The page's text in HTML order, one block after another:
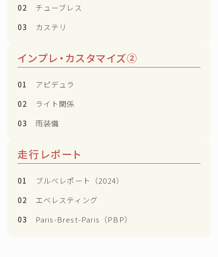
02
チューブレス
03
カステリ
インプレ・カスタマイズ②
01
アピデュラ
02
ライト関係
03
雨装備
走行レポート
01
ブルべレポート（2024）
02
エベレスティング
03
Paris-Brest-Paris（PBP）